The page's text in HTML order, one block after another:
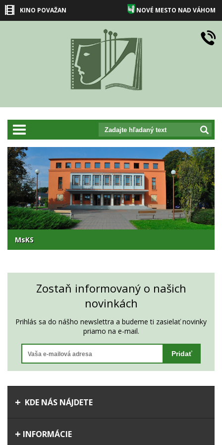
KINO POVAŽAN NOVÉ MESTO NAD VÁHOM
prepnut_navigaciu
MsKS
Zostaň informovaný o našich
novinkách
Prihlás sa do nášho newslettra a budeme ti zasielať novinky
priamo na e-mail.
Pridať
KDE NÁS NÁJDETE
INFORMÁCIE